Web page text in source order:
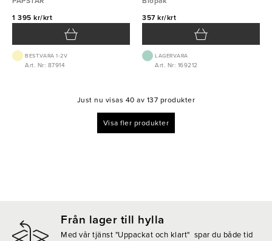
1 395 kr/krt
BEST.VARA 1-2V
Art. Nr: 87914
357 kr/krt
LAGERVARA
Art. Nr: 169212
Just nu visas 40 av 137 produkter
Visa fler produkter
Från lager till hylla
Med vår tjänst "Uppackat och klart" spar du både tid